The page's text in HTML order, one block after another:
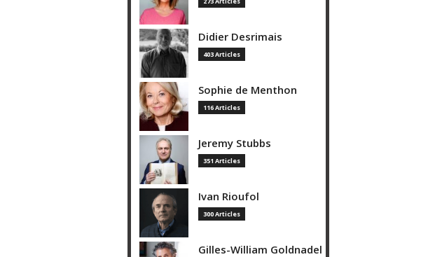
Didier Desrimais
403 Articles
Sophie de Menthon
116 Articles
Jeremy Stubbs
351 Articles
Ivan Rioufol
300 Articles
Gilles-William Goldnadel